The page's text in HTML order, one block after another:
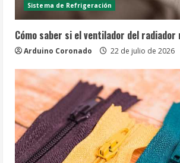
Sistema de Refrigeración
Cómo saber si el ventilador del radiador
Arduino Coronado 22 de julio de 2026